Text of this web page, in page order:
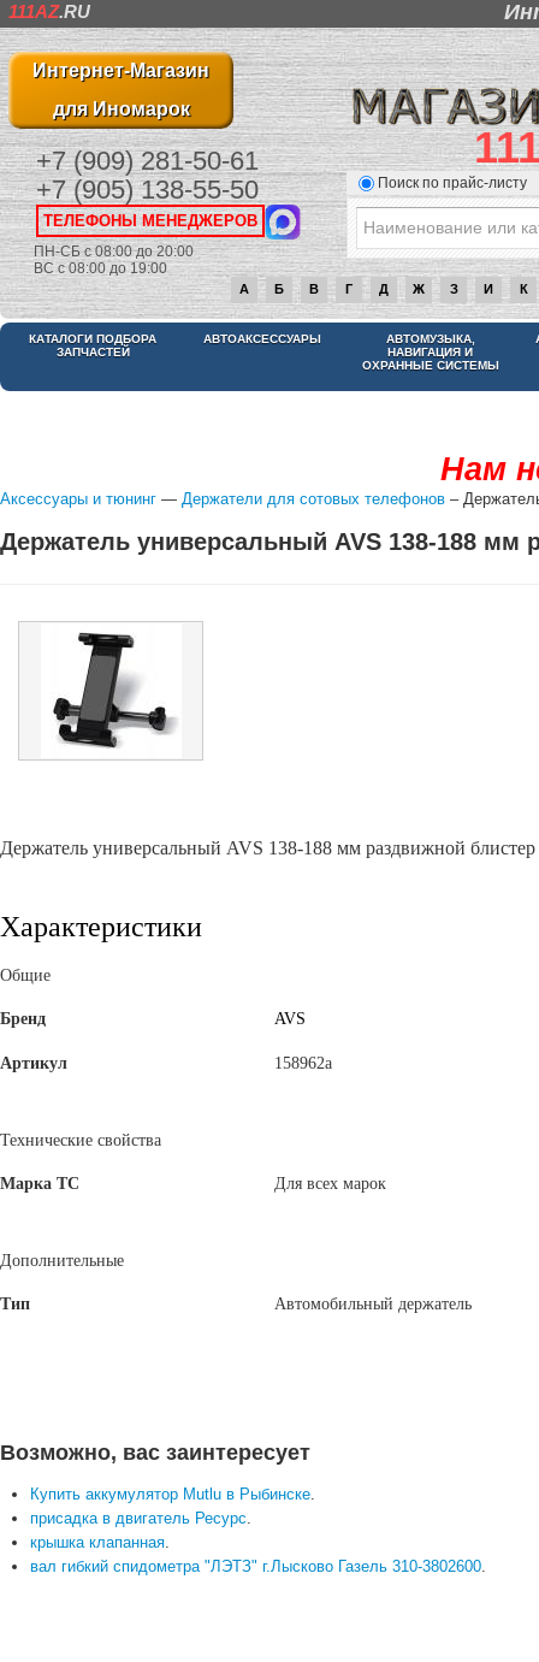
111AZ.RU
Интернет-Магазин
для Иномарок
+7 (909) 281-50-61
+7 (905) 138-55-50
ТЕЛЕФОНЫ МЕНЕДЖЕРОВ
ПН-СБ с 08:00 до 20:00
ВС с 08:00 до 19:00
Поиск по прайс-листу
А Б В Г Д Ж З И К
КАТАЛОГИ ПОДБОРА
ЗАПЧАСТЕЙ
АВТОАКСЕССУАРЫ
АВТОМУЗЫКА,
НАВИГАЦИЯ И
ОХРАННЫЕ СИСТЕМЫ
Нам
Аксессуары и тюнинг — Держатели для сотовых телефонов –
Держатель универсальный AVS 138-188 мм
Держатель универсальный AVS 138-188 мм раздвижной
Характеристики
Общие
Бренд AVS
Артикул 158962a
Технические свойства
Марка ТС Для всех марок
Дополнительные
Тип Автомобильный держатель
Возможно, вас заинтересует
Купить аккумулятор Mutlu в Рыбинске.
присадка в двигатель Ресурс.
крышка клапанная.
вал гибкий спидометра "ЛЭТЗ" г.Лысково Газель 310-3802600.